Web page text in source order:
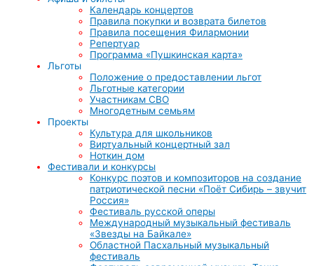
Календарь концертов
Правила покупки и возврата билетов
Правила посещения Филармонии
Репертуар
Программа «Пушкинская карта»
Льготы
Положение о предоставлении льгот
Льготные категории
Участникам СВО
Многодетным семьям
Проекты
Культура для школьников
Виртуальный концертный зал
Ноткин дом
Фестивали и конкурсы
Конкурс поэтов и композиторов на создание
патриотической песни «Поёт Сибирь – звучит
Россия»
Фестиваль русской оперы
Международный музыкальный фестиваль
«Звезды на Байкале»
Областной Пасхальный музыкальный
фестиваль